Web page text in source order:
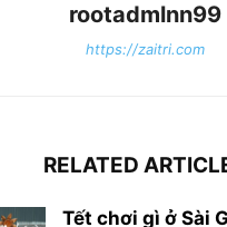
rootadmlnn99
https://zaitri.com
RELATED
Tết chơi gì ở Sài